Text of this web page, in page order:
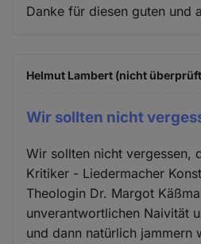
Danke für diesen guten und
Helmut Lambert (nicht
Wir sollten nicht
Wir sollten nicht vergessen,
Kritiker - Liedermacher
Theologin Dr. Margot
unverantwortlichen Naivität
und dann natürlich jammern